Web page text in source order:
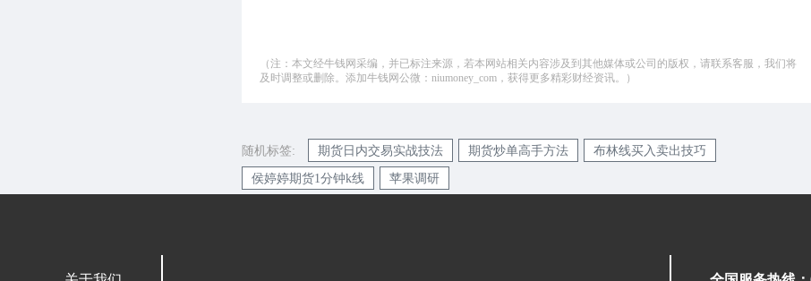
（注：本文经牛钱网采编，并已标注来源，若本网站相关内容涉及到其他媒体或公司的版权，请联系客服，我们将
及时调整或删除。添加牛钱网公微：niumoney_com，获得更多精彩财经资讯。）
随机标签: 期货日内交易实战技法 期货炒单高手方法 布林线买入卖出技巧
侯婷婷期货1分钟k线 苹果调研